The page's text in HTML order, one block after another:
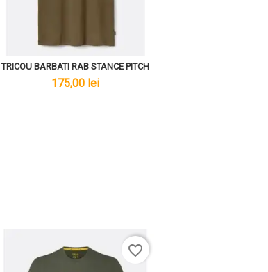
TRICOU BARBATI RAB STANCE PITCH
lei
175,00 lei
favorite_border